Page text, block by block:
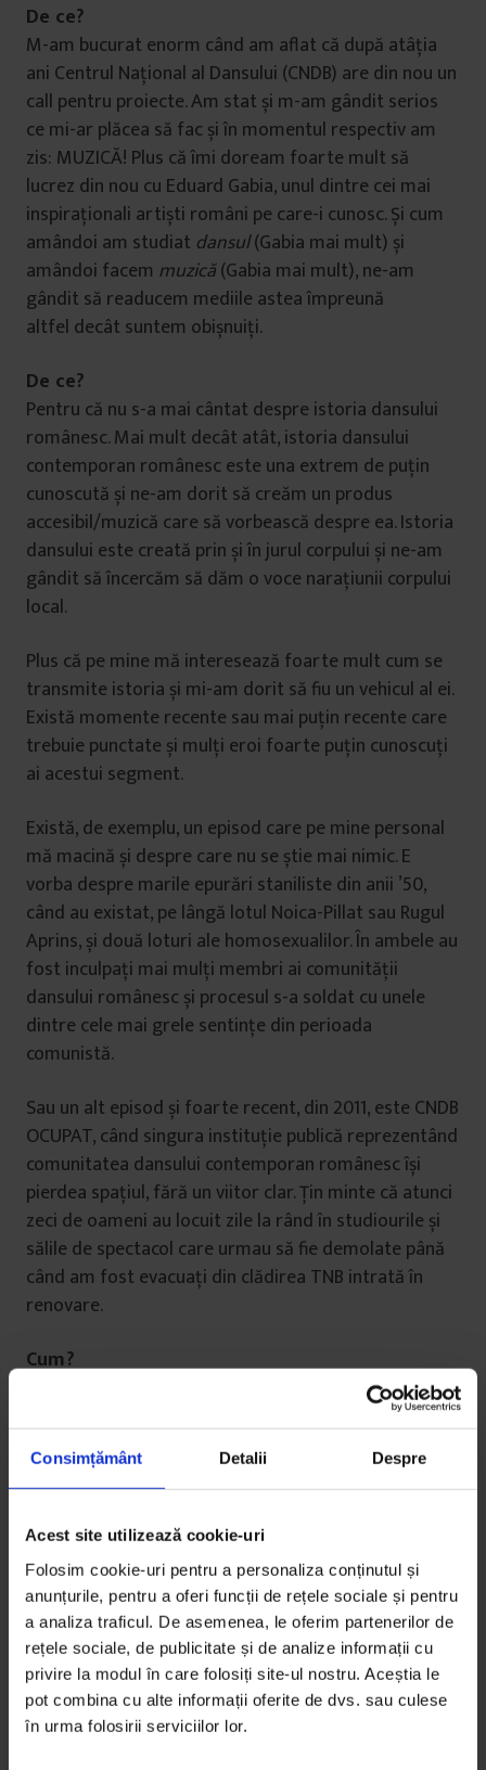
Consimțământ Detalii Despre
Acest site utilizează cookie-uri
Folosim cookie-uri pentru a personaliza conținutul și
anunțurile, pentru a oferi funcții de rețele sociale și pentru
a analiza traficul. De asemenea, le oferim partenerilor de
rețele sociale, de publicitate și de analize informații cu
privire la modul în care folosiți site-ul nostru. Aceștia le
pot combina cu alte informații oferite de dvs. sau culese
în urma folosirii serviciilor lor.
De ce?
M-am bucurat enorm când am aflat că după atâția
ani Centrul Național al Dansului (CNDB) are din nou un
call pentru proiecte. Am stat și m-am gândit serios
ce mi-ar plăcea să fac și în momentul respectiv am
zis: MUZICĂ! Plus că îmi doream foarte mult să
lucrez din nou cu Eduard Gabia, unul dintre cei mai
inspiraționali artiști români pe care-i cunosc. Și cum
amândoi am studiat dansul(Gabia mai mult) și
amândoi facem muzică(Gabia mai mult), ne-am
gândit să readucem mediile astea împreună
altfel decât suntem obișnuiți.
De ce?
Pentru că nu s-a mai cântat despre istoria dansului
românesc. Mai mult decât atât, istoria dansului
contemporan românesc este una extrem de puțin
cunoscută și ne-am dorit să creăm un produs
accesibil/muzică care să vorbească despre ea. Istoria
dansului este creată prin și în jurul corpului și ne-am
gândit să încercăm să dăm o voce narațiunii corpului
local.
Plus că pe mine mă interesează foarte mult cum se
transmite istoria și mi-am dorit să fiu un vehicul al ei.
Există momente recente sau mai puțin recente care
trebuie punctate și mulți eroi foarte puțin cunoscuți
ai acestui segment.
Există, de exemplu, un episod care pe mine personal
mă macină și despre care nu se știe mai nimic. E
vorba despre marile epurări staniliste din anii ’50,
când au existat, pe lângă lotul Noica-Pillat sau Rugul
Aprins, și două loturi ale homosexualilor. În ambele au
fost inculpați mai mulți membri ai comunității
dansului românesc și procesul s-a soldat cu unele
dintre cele mai grele sentințe din perioada
comunistă.
Sau un alt episod și foarte recent, din 2011, este CNDB
OCUPAT, când singura instituție publică reprezentând
comunitatea dansului contemporan românesc își
pierdea spațiul, fără un viitor clar. Țin minte că atunci
zeci de oameni au locuit zile la rând în studiourile și
sălile de spectacol care urmau să fie demolate până
când am fost evacuați din clădirea TNB intrată în
renovare.
Cum?
Cercetarea noastră s-a bazat pe Arhiva CNDB, dar și
pe poveștile personale aflate pe parcursul ei. Am
realizat că nu putem acoperi tot, dar am încercat să
aducem un omagiu cu iz recent cât mai multor
protagoniști ai acestei scene.
Una dintre primele piese de pe album se numește
Name Droppingși are ca punct de plecare indexul
cărții Lianei Tugearu,O lume întreagă din fărâme –
Cronici de dans 1972-2012– vol. I & II. La un moment
dat, în Arhiva CNDB am găsit un anunț de publicitate
de la primul studio de dans din România al Floriei
Capsali și acesta a fost startul pentru piesa